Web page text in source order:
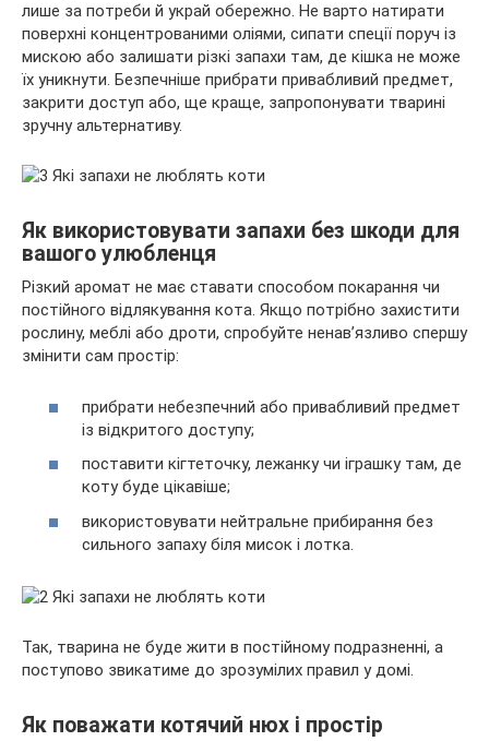
лише за потреби й украй обережно. Не варто натирати
поверхні концентрованими оліями, сипати спеції поруч із
мискою або залишати різкі запахи там, де кішка не може
їх уникнути. Безпечніше прибрати привабливий предмет,
закрити доступ або, ще краще, запропонувати тварині
зручну альтернативу.
Як використовувати запахи без шкоди для
вашого улюбленця
Різкий аромат не має ставати способом покарання чи
постійного відлякування кота. Якщо потрібно захистити
рослину, меблі або дроти, спробуйте ненав’язливо спершу
змінити сам простір:
прибрати небезпечний або привабливий предмет
із відкритого доступу;
поставити кігтеточку, лежанку чи іграшку там, де
коту буде цікавіше;
використовувати нейтральне прибирання без
сильного запаху біля мисок і лотка.
Так, тварина не буде жити в постійному подразненні, а
поступово звикатиме до зрозумілих правил у домі.
Як поважати котячий нюх і простір